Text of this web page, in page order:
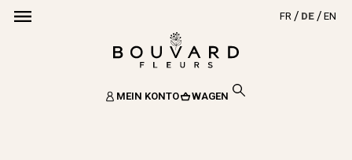
FR DE EN
MEIN KONTO WAGEN